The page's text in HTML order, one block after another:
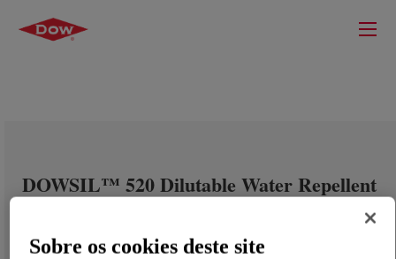
DOWSIL™ 520 Dilutable Water Repellent
Emulsion
Sobre os cookies deste site